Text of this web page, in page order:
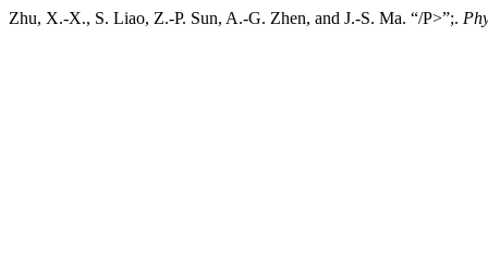
Zhu, X.-X., S. Liao, Z.-P. Sun, A.-G. Zhen, and J.-S. Ma. “/P>”;.